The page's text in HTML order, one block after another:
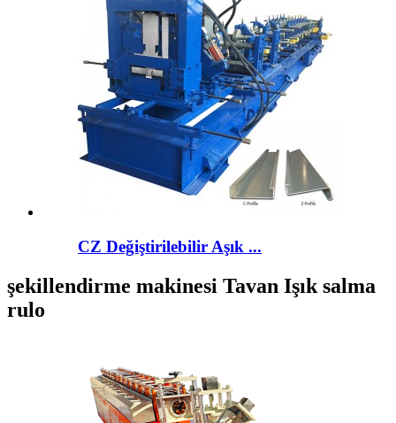
CZ Değiştirilebilir Aşık ...
şekillendirme makinesi Tavan Işık salma
rulo